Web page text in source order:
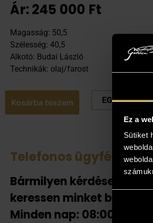
Ez a
Sütiket
Ár:245 000 Ft
Magasság: 50,5
Szélesség: 40,5
Alkotó: Budai László
Technikák: olaj/farost
Kosárba teszem EGYEDI
Telefonos
Bármilyen kérdése van
keressen minket
Minden nap: 08:00-